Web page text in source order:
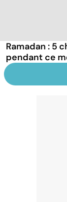
Ramadan : 5
pendant ce